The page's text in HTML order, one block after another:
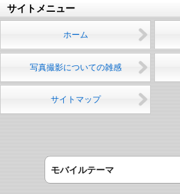
サイトメニュー
ホーム
写真撮影についての雑感
サイトマップ
モバイルテーマ